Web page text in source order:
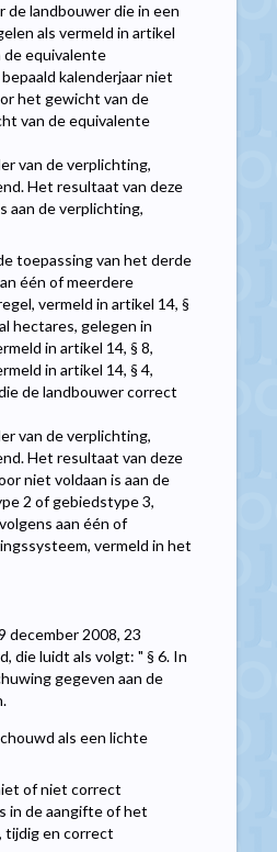
de landbouwer die in een
als vermeld in artikel
de equivalente
kalenderjaar niet
het gewicht van de
van de equivalente
van de verplichting,
Het resultaat van deze
aan de verplichting,
toepassing van het derde
één of meerdere
vermeld in artikel 14, §
hectares, gelegen in
in artikel 14, § 8,
in artikel 14, § 4,
de landbouwer correct
van de verplichting,
Het resultaat van deze
niet voldaan is aan de
2 of gebiedstype 3,
aan één of
vermeld in het
december 2008, 23
die luidt als volgt: " § 6. In
gegeven aan de
als een lichte
of niet correct
in de aangifte of het
tijdig en correct